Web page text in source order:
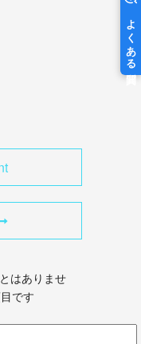
はありませ
です